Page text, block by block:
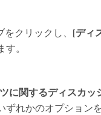
クリックし、 [ディ
す。
に関するディスカッ
ずれかのオプション